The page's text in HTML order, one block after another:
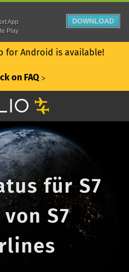
for Android is available!
on FAQ ᐳ
für S7
von S7
App
Play
DOWNLOAD